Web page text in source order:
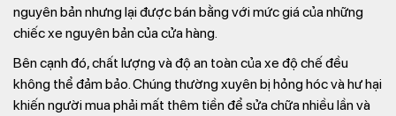
nguyên bản nhưng lại được bán bằng với mức giá của những
chiếc xe nguyên bản của cửa hàng.
Bên cạnh đó, chất lượng và độ an toàn của xe độ chế đều
không thể đảm bảo. Chúng thường xuyên bị hỏng hóc và hư hại
khiến người mua phải mất thêm tiền để sửa chữa nhiều lần và